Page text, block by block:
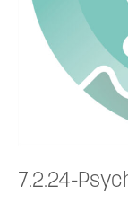
7.2.24-